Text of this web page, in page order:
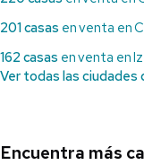
201 casas en venta en
162 casas en venta en
Ver todas las
Encuentra más